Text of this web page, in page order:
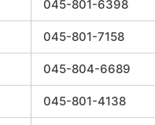
045-801-6398
045-801-7158
045-804-6689
045-801-4138